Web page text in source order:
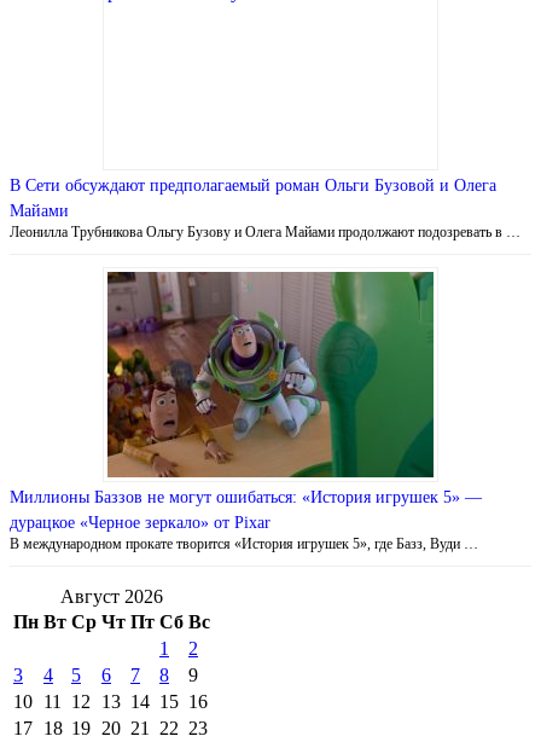
В Сети обсуждают предполагаемый роман Ольги Бузовой и Олега
Майами
Леонилла Трубникова Ольгу Бузову и Олега Майами продолжают подозревать в …
Миллионы Баззов не могут ошибаться: «История игрушек 5» —
дурацкое «Черное зеркало» от Pixar
В международном прокате творится «История игрушек 5», где Базз, Вуди …
Август 2026
Пн Вт Ср Чт Пт Сб Вс
1
2
3
4 5 6 7 8
9
10 11 12 13 14 15 16
17 18 19 20 21 22 23